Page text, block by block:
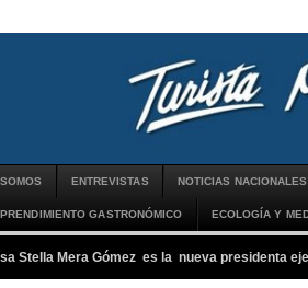
ENTREVISTAS NOTICIAS NACIONALES
GASTRONÓMICO ECOLOGÍA Y
Stella Mera Gómez es la nueva presidenta